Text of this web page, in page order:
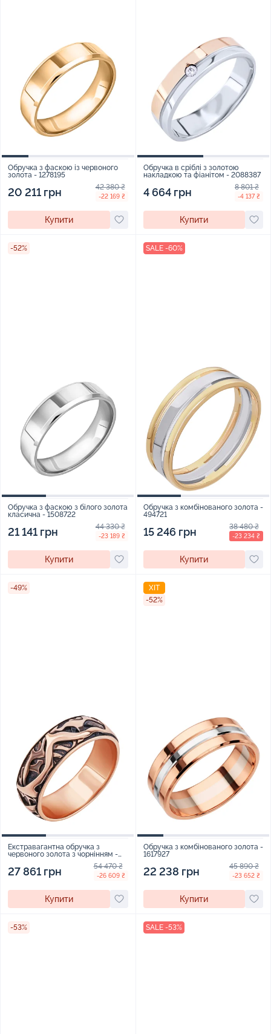
Обручка з фаскою із червоного
золота - 1278195
20 211 грн 42 380 ₴
-22 169 ₴
Купити
Обручка в сріблі з золотою
накладкою та фіанітом - 2088387
4 664 грн 8 801 ₴
-4 137 ₴
Купити
-52%
Обручка з фаскою з білого золота
класична - 1508722
21 141 грн 44 330 ₴
-23 189 ₴
Купити
SALE -60%
Обручка з комбінованого золота -
494721
15 246 грн 38 480 ₴
-23 234 ₴
Купити
-49%
Екстравагантна обручка з
червоного золота з чорнінням -
27 861 грн 54 470 ₴
-26 609 ₴
Купити
ХІТ
-52%
Обручка з комбінованого золота -
1617927
22 238 грн 45 890 ₴
-23 652 ₴
Купити
-53% SALE -53%